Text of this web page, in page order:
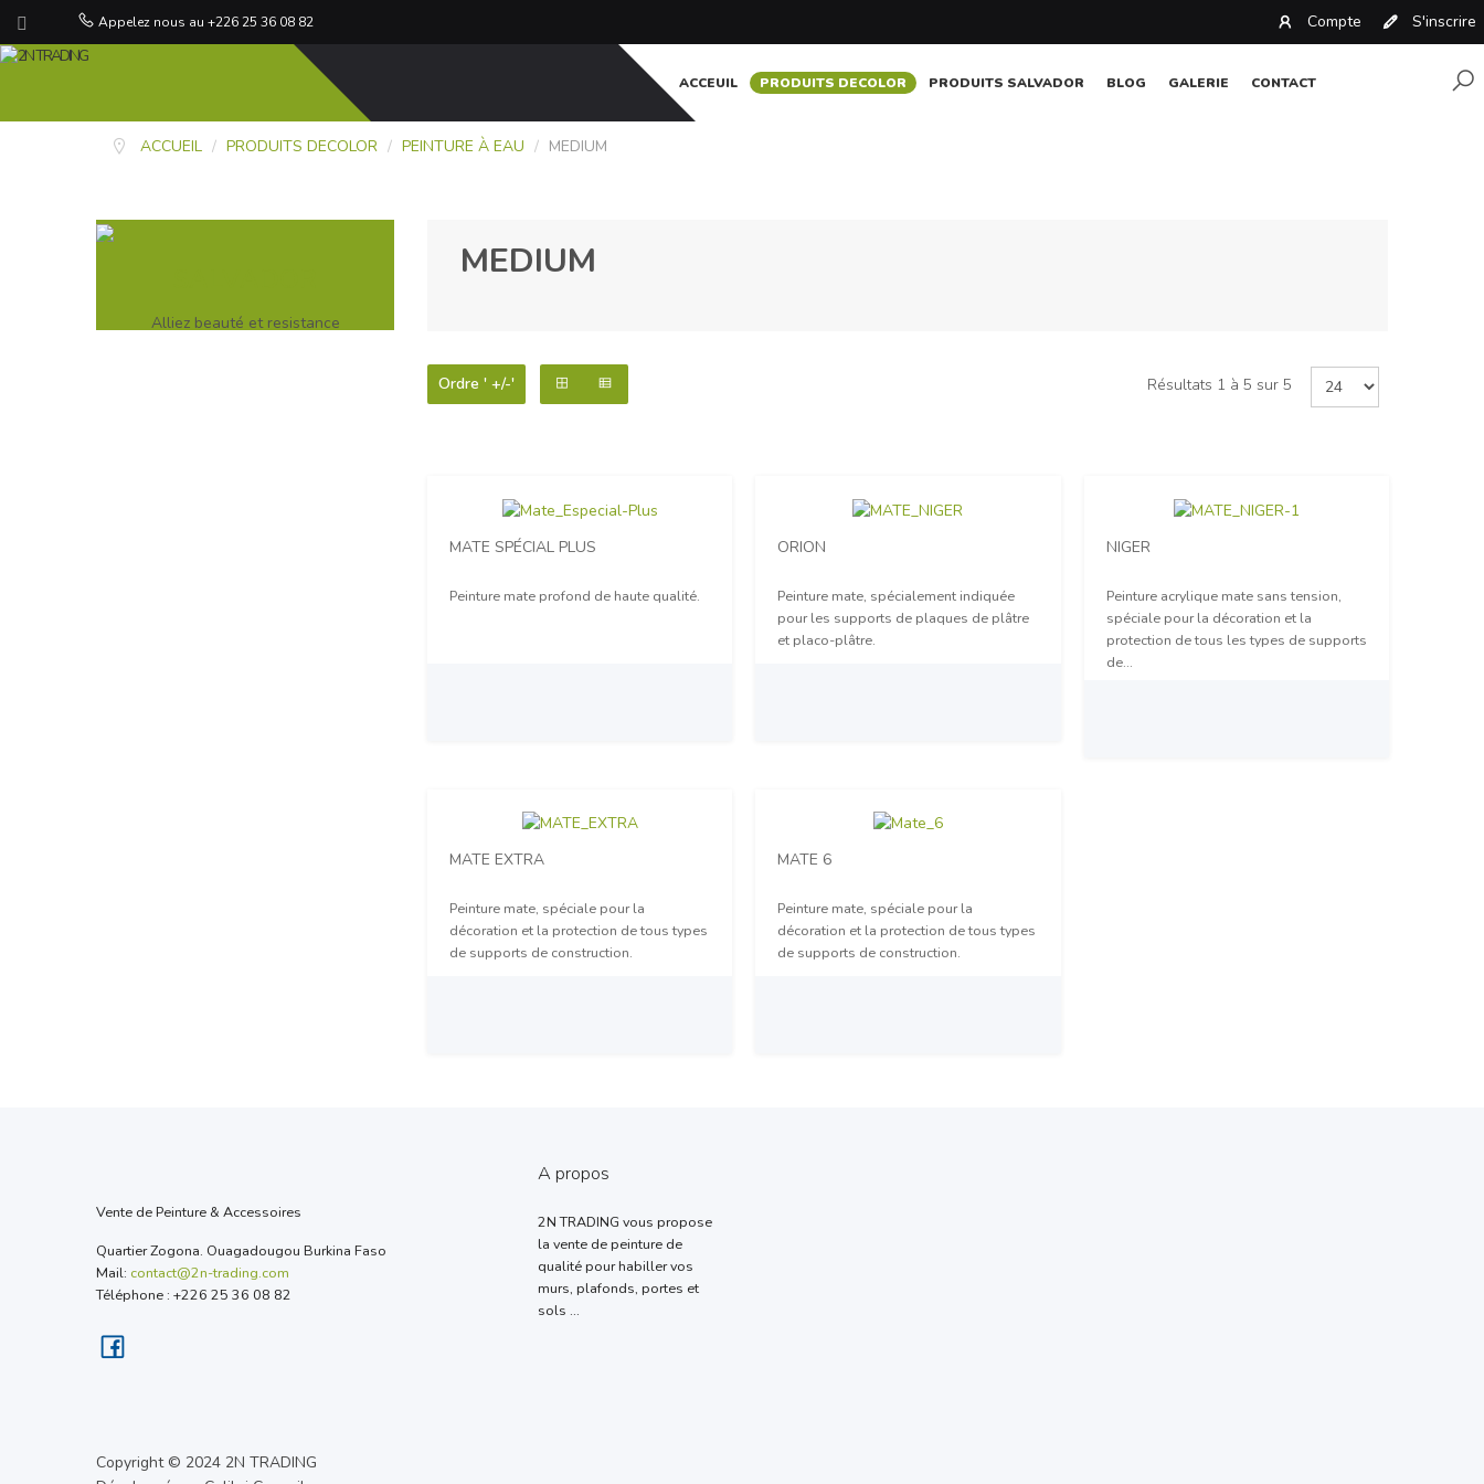
Appelez nous au +226 25 36 08 82 Compte S'inscrire
ACCEUIL PRODUITS DECOLOR PRODUITS SALVADOR BLOG GALERIE CONTACT
ACCUEIL / PRODUITS DECOLOR / PEINTURE À EAU / MEDIUM
Alliez beauté et resistance
MEDIUM
Ordre ' +/-' Résultats 1 à 5 sur 5
MATE SPÉCIAL PLUS
Peinture mate profond de haute qualité.
ORION
Peinture mate, spécialement indiquée
pour les supports de plaques de plâtre
et placo-plâtre.
NIGER
Peinture acrylique mate sans tension,
spéciale pour la décoration et la
protection de tous les types de supports
de...
MATE EXTRA
Peinture mate, spéciale pour la
décoration et la protection de tous types
de supports de construction.
MATE 6
Peinture mate, spéciale pour la
décoration et la protection de tous types
de supports de construction.
Vente de Peinture & Accessoires
Quartier Zogona. Ouagadougou Burkina Faso
Mail: contact@2n-trading.com
Téléphone : +226 25 36 08 82
A propos
2N TRADING vous propose
la vente de peinture de
qualité pour habiller vos
murs, plafonds, portes et
sols ...
Copyright © 2024 2N TRADING